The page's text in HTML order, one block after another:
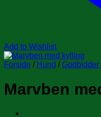
Add to Wishlist
Forside / Hund / Godbidder
Marvben